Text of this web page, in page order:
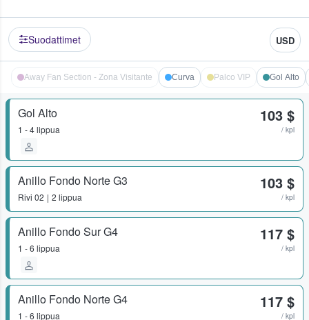
Suodattimet USD
Away Fan Section - Zona Visitante Curva Palco VIP Gol Alto
Gol Alto
1 - 4 lippua
103 $
/ kpl
Anillo Fondo Norte G3
Rivi 02 2 lippua
103 $
/ kpl
Anillo Fondo Sur G4
1 - 6 lippua
117 $
/ kpl
Anillo Fondo Norte G4
1 - 6 lippua
117 $
/ kpl